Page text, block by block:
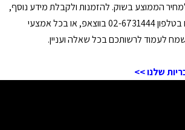
הממוצע בשוק. להזמנות ולקבלת מידע נוסף,
צרו עמנו קשר עוד היום בטלפון 02-6731444 בווצאפ, או בכל אמצעי
לעמוד לרשותכם בכל שאלה ועניין.
שלנו >>